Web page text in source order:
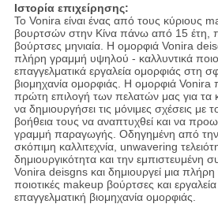
Ιστορία επιχείρησης:
Το Vonira είναι ένας από τους κύριους
βουρτσών στην Κίνα πάνω από 15 έτη,
βούρτσες μηνιαία. Η ομορφιά Vonira
πλήρη γραμμή υψηλού - καλλυντικά
επαγγελματικά εργαλεία ομορφιάς στη
βιομηχανία ομορφιάς. Η ομορφιά Vonira
πρώτη επιλογή των πελατών μας για τα
να δημιουργήσει τις μόνιμες σχέσεις με
βοήθεια τους να αναπτυχθεί και να
γραμμή παραγωγής. Οδηγημένη από την
σκόπιμη καλλιτεχνία, unwavering
δημιουργικότητα και την εμπιστευμένη
Vonira deisgns και δημιουργεί μια
ποιοτικές makeup βούρτσες και
επαγγελματική βιομηχανία ομορφιάς.